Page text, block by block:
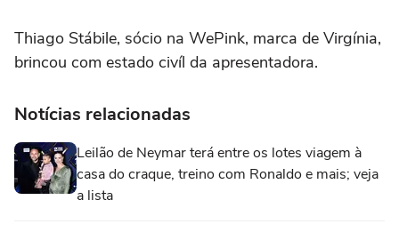
Thiago Stábile, sócio na WePink, marca de Virgínia,
brincou com estado civíl da apresentadora.
Notícias relacionadas
Leilão de Neymar terá entre os lotes viagem à
casa do craque, treino com Ronaldo e mais; veja
a lista